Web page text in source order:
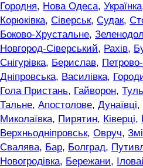
Городня, Нова Одеса, Українка
Корюківка, Сіверськ, Судак,
Боково-Хрустальне,
Новгород-Сіверський, Рахів,
Снігурівка, Берислав,
Дніпровська, Василівка,
Гола Пристань, Гайворон,
Тальне, Апостолове, Дунаївці,
Миколаївка, Пирятин, Ківерці,
Верхньодніпровськ, Овруч,
Свалява, Бар, Болград,
Новогродівка, Бережани,